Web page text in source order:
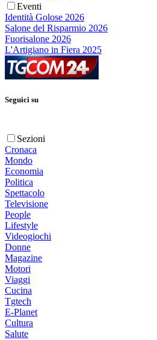
Eventi
Identità Golose 2026
Salone del Risparmio 2026
Fuorisalone 2026
L'Artigiano in Fiera 2025
Seguici su
Sezioni
Cronaca
Mondo
Economia
Politica
Spettacolo
Televisione
People
Lifestyle
Videogiochi
Donne
Magazine
Motori
Viaggi
Cucina
Tgtech
E-Planet
Cultura
Salute